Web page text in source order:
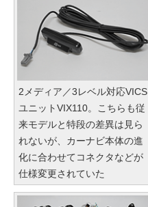
2メディア／3レベル対応VICS
ユニットVIX110。こちらも従
来モデルと特段の差異は見ら
れないが、カーナビ本体の進
化に合わせてコネクタなどが
仕様変更されていた